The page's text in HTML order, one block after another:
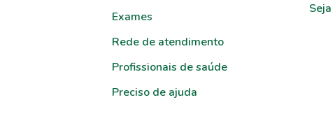
Exames
Rede de atendimento
Profissionais de saúde
Preciso de ajuda